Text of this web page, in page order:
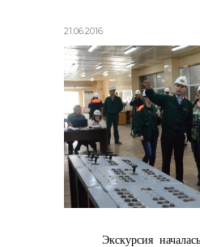
реализация
контакты
Контакты
21.06.2016
Экскурсия